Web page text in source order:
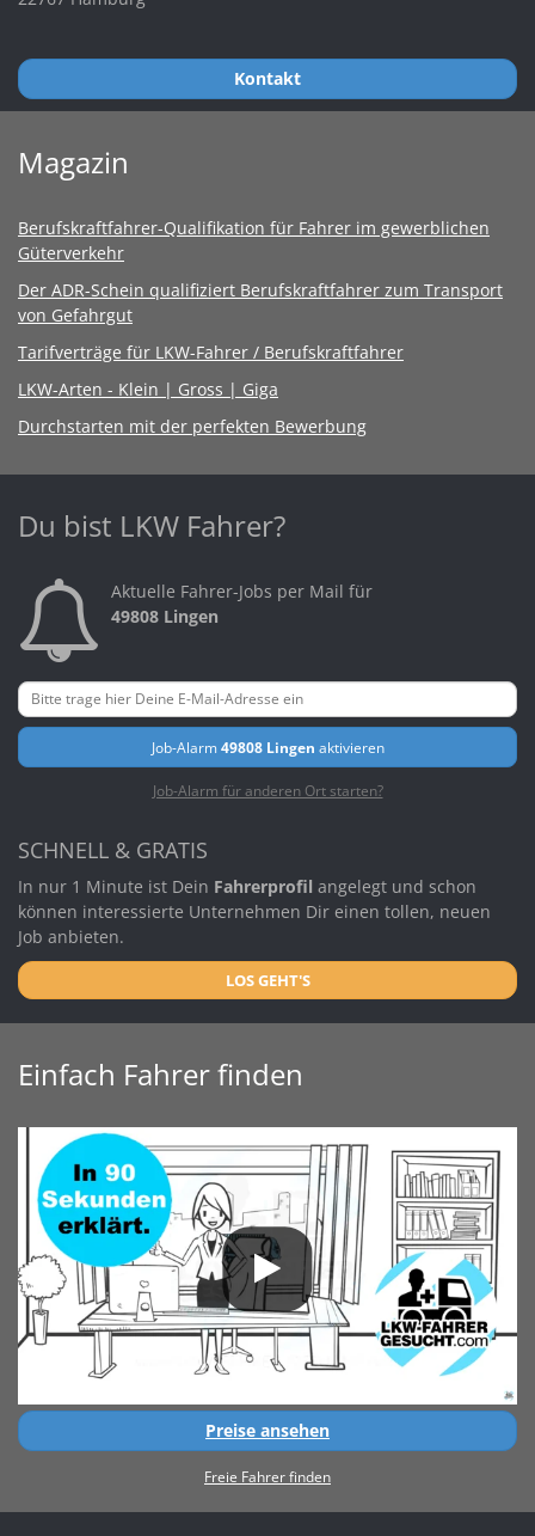
Kontakt
Magazin
Berufskraftfahrer-Qualifikation für Fahrer im gewerblichen
Güterverkehr
Der ADR-Schein qualifiziert Berufskraftfahrer zum Transport
von Gefahrgut
Tarifverträge für LKW-Fahrer / Berufskraftfahrer
LKW-Arten - Klein | Gross | Giga
Durchstarten mit der perfekten Bewerbung
Du bist LKW Fahrer?
Aktuelle Fahrer-Jobs per Mail für
49808 Lingen
Job-Alarm49808 Lingen aktivieren
Job-Alarm für anderen Ort starten?
SCHNELL & GRATIS
In nur 1 Minute ist Dein Fahrerprofil angelegt und schon
können interessierte Unternehmen Dir einen tollen, neuen
Job anbieten.
LOS GEHT'S
Einfach Fahrer finden
Preise ansehen
Freie Fahrer finden